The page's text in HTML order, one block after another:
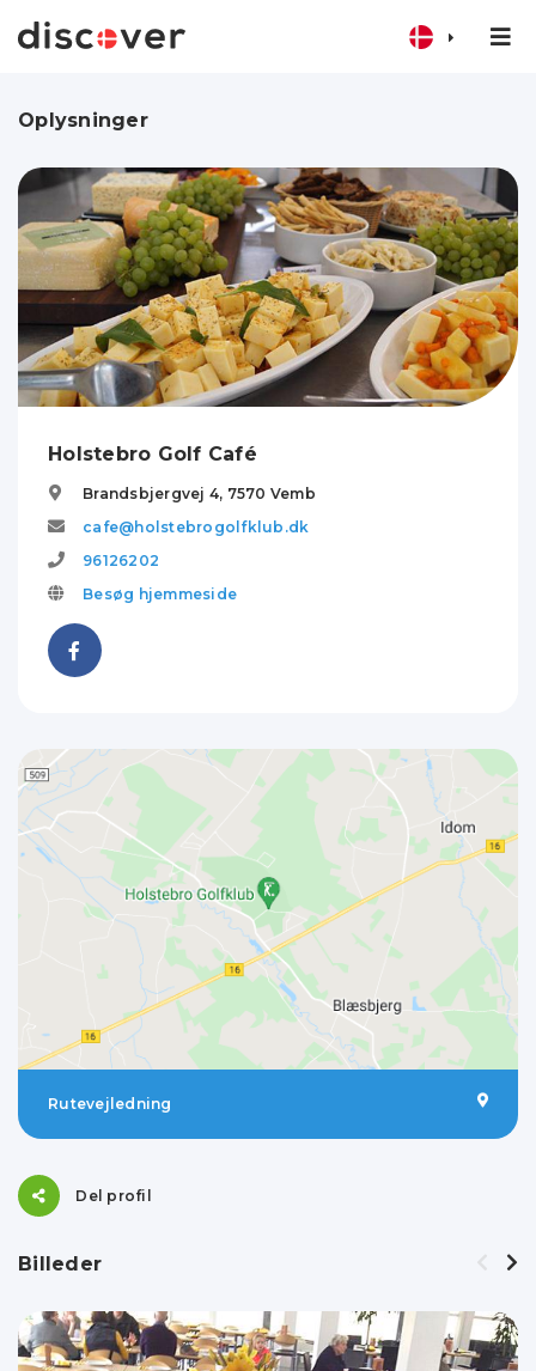
Oplysninger
Holstebro Golf Café
Brandsbjergvej 4, 7570 Vemb
cafe@holstebrogolfklub.dk
96126202
Besøg hjemmeside
Rutevejledning
Del profil
Billeder